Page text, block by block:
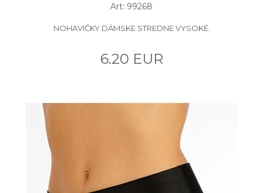
Art: 99268
NOHAVIČKY DÁMSKE STREDNE VYSOKÉ.
6.20 EUR